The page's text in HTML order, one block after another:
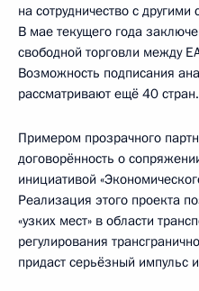
на сотрудничество с
В мае текущего года
свободной торговли между
Возможность подписания
рассматривают ещё 40 стран.
Примером прозрачного
договорённость о
инициативой
Реализация этого проекта
«узких мест» в области
регулирования
придаст серьёзный импульс